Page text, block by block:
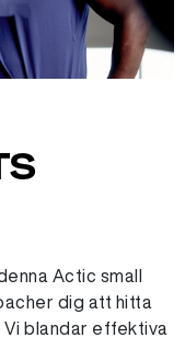
Actic small
dig att hitta
blandar effektiva